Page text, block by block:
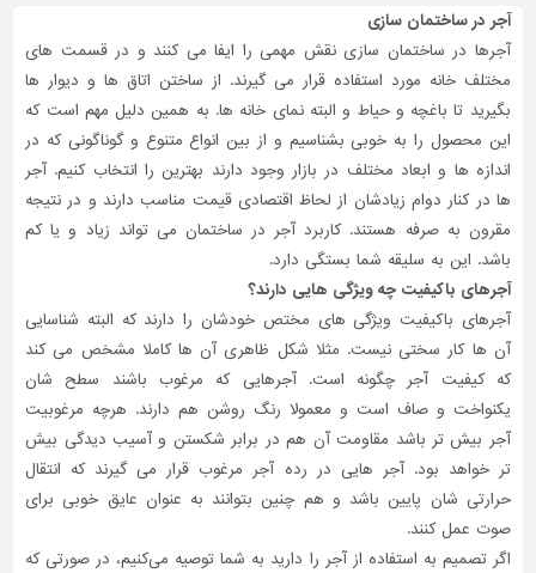
آجر در ساختمان سازی
آجرها در ساختمان سازی نقش مهمی را ایفا می کنند و در قسمت های
مختلف خانه مورد استفاده قرار می گیرند. از ساختن اتاق ها و دیوار ها
بگیرید تا باغچه و حیاط و البته نمای خانه ها. به همین دلیل مهم است که
این محصول را به خوبی بشناسیم و از بین انواع متنوع و گوناگونی که در
اندازه ها و ابعاد مختلف در بازار وجود دارند بهترین را انتخاب کنیم. آجر
ها در کنار دوام زیادشان از لحاظ اقتصادی قیمت مناسب دارند و در نتیجه
مقرون به صرفه هستند. کاربرد آجر در ساختمان می تواند زیاد و یا کم
باشد. این به سلیقه شما بستگی دارد.
آجرهای باکیفیت چه ویژگی هایی دارند؟
آجرهای باکیفیت ویژگی های مختص خودشان را دارند که البته شناسایی
آن ها کار سختی نیست. مثلا شکل ظاهری آن ها کاملا مشخص می کند
که کیفیت آجر چگونه است. آجرهایی که مرغوب باشند سطح شان
یکنواخت و صاف است و معمولا رنگ روشن هم دارند. هرچه مرغوبیت
آجر بیش تر باشد مقاومت آن هم در برابر شکستن و آسیب دیدگی بیش
تر خواهد بود. آجر هایی در رده آجر مرغوب قرار می گیرند که انتقال
حرارتی شان پایین باشد و هم چنین بتوانند به عنوان عایق خوبی برای
صوت عمل کنند.
اگر تصمیم به استفاده از آجر را دارید به شما توصیه می‌کنیم، در صورتی که